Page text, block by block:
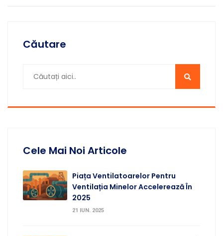
Căutare
Cele Mai Noi Articole
Piața Ventilatoarelor Pentru
Ventilația Minelor Accelerează În
2025
21 IUN. 2025